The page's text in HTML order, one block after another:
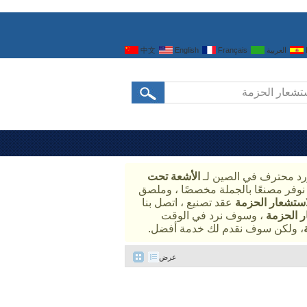
中文 English Français العربية
محترف في الصين لـ الأشعة تحت
مصنعًا بالجملة مخصصًا ، وملصق
الحزمة عقد تصنيع ، اتصل بنا
الحزمة ، وسوف نرد في الوقت
، ولكن سوف نقدم لك خدمة أفضل.
عرض